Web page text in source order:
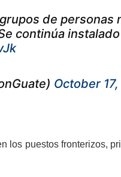
de personas
continúa
October
los puestos fronterizos,